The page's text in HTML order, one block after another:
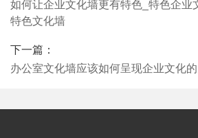
如何让企业文化墙更有特色_特色企业
特色文化墙
下一篇：
办公室文化墙应该如何呈现企业文化的